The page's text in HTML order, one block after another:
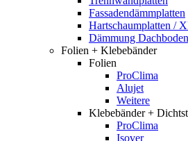
Fassadendämmplatten
Hartschaumplatten /
Dämmung
Folien + Klebebänder
Folien
ProClima
Alujet
Weitere
Klebebänder +
ProClima
Isover